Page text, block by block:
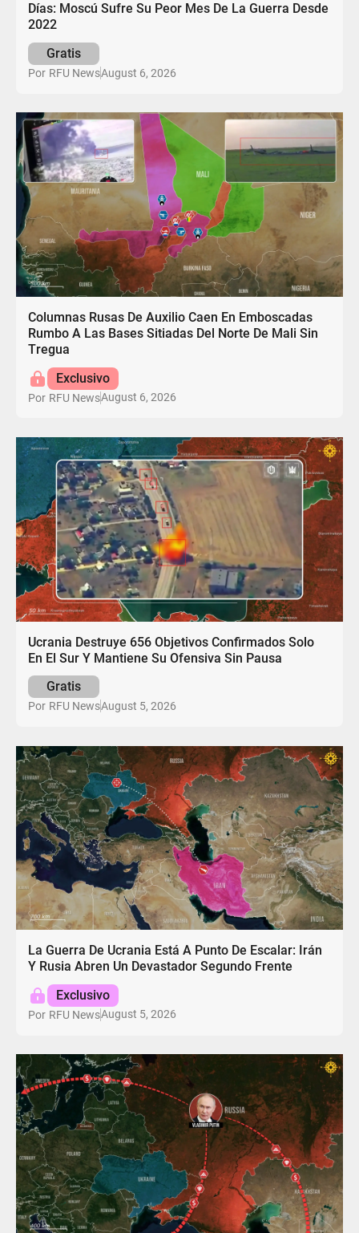
Días: Moscú Sufre Su Peor Mes De La Guerra Desde
2022
Gratis
Por RFU NewsAugust 6, 2026
Columnas Rusas De Auxilio Caen En Emboscadas
Rumbo A Las Bases Sitiadas Del Norte De Mali Sin
Tregua
Exclusivo
Por RFU NewsAugust 6, 2026
Ucrania Destruye 656 Objetivos Confirmados Solo
En El Sur Y Mantiene Su Ofensiva Sin Pausa
Gratis
Por RFU NewsAugust 5, 2026
La Guerra De Ucrania Está A Punto De Escalar: Irán
Y Rusia Abren Un Devastador Segundo Frente
Exclusivo
Por RFU NewsAugust 5, 2026